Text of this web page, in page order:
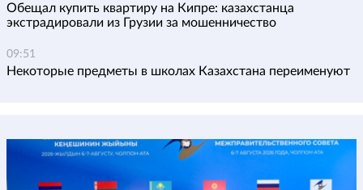
Обещал купить квартиру на Кипре: казахстанца
экстрадировали из Грузии за мошенничество
09:51
Некоторые предметы в школах Казахстана переименуют